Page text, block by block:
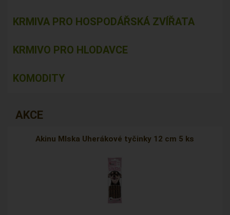
KRMIVA PRO HOSPODÁŘSKÁ ZVÍŘATA
KRMIVO PRO HLODAVCE
KOMODITY
AKCE
Akinu Mlska Uherákové tyčinky 12 cm 5 ks